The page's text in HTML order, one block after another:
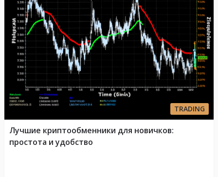
TRADING
Лучшие криптообменники для новичков:
простота и удобство